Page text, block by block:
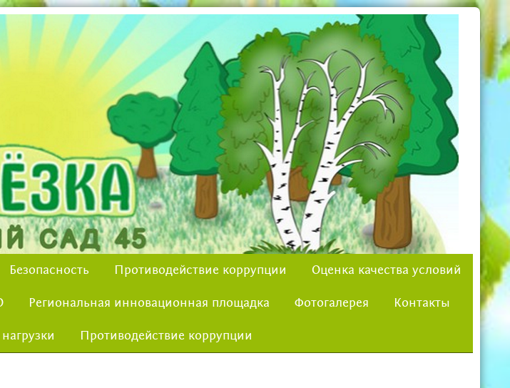
Безопасность Противодействие коррупции Оценка качества условий
Региональная инновационная площадка Фотогалерея Контакты
Противодействие коррупции